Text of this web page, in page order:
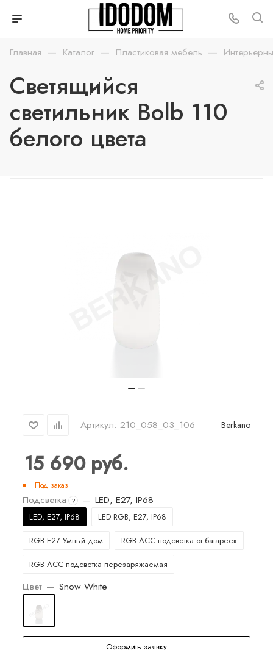
Главная — Каталог — Пластиковая мебель —
Светящийся
светильник Bolb 110
белого цвета
Артикул: 210_058_03_106 Berkano
15 690руб.
Под заказ
Подсветка ? — LED, E27, IP68
LED, E27, IP68 LED RGB, E27, IP68
RGB E27 Умный дом RGB ACC подсветка от батареек
RGB ACC подсветка перезаряжаемая
Цвет — Snow White
Оформить заявку